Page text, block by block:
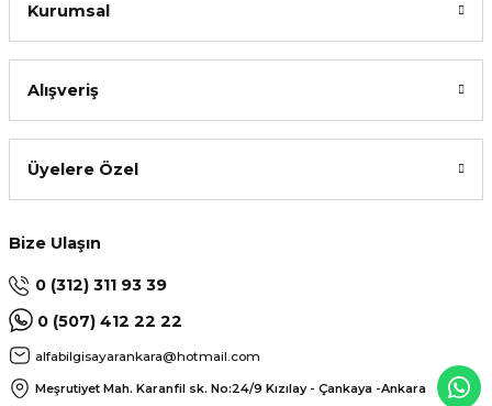
Kurumsal
Alışveriş
Üyelere Özel
Bize Ulaşın
0 (312) 311 93 39
0 (507) 412 22 22
alfabilgisayarankara@hotmail.com
Meşrutiyet Mah. Karanfil sk. No:24/9 Kızılay - Çankaya -Ankara